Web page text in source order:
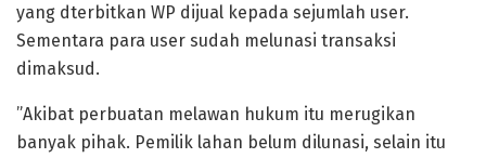
yang dterbitkan WP dijual kepada sejumlah user.
Sementara para user sudah melunasi transaksi
dimaksud.
”Akibat perbuatan melawan hukum itu merugikan
banyak pihak. Pemilik lahan belum dilunasi, selain itu